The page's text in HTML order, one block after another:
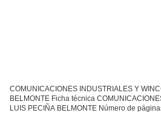
COMUNICACIONES INDUSTRIALES Y
BELMONTE Ficha técnica
LUIS PECIÑA BELMONTE Número de